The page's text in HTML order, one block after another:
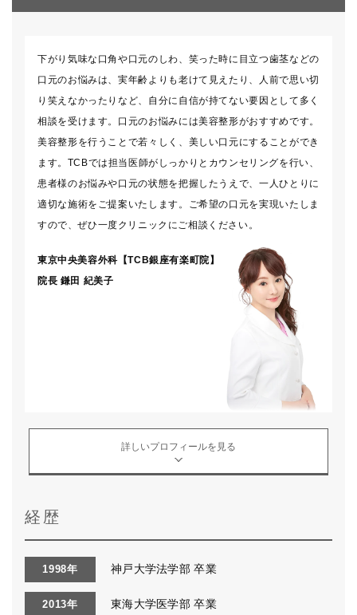
下がり気味な口角や口元のしわ、笑った時に目立つ歯茎などの
口元のお悩みは、実年齢よりも老けて見えたり、人前で思い切
り笑えなかったりなど、自分に自信が持てない要因として多く
相談を受けます。口元のお悩みには美容整形がおすすめです。
美容整形を行うことで若々しく、美しい口元にすることができ
ます。TCBでは担当医師がしっかりとカウンセリングを行い、
患者様のお悩みや口元の状態を把握したうえで、一人ひとりに
適切な施術をご提案いたします。ご希望の口元を実現いたしま
すので、ぜひ一度クリニックにご相談ください。
東京中央美容外科【TCB銀座有楽町院】
院長 鎌田 紀美子
詳しいプロフィールを見る
経歴
1998年 神戸大学法学部 卒業
2013年 東海大学医学部 卒業